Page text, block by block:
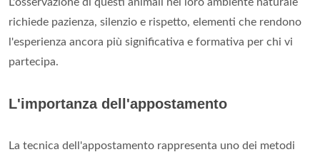
richiede pazienza, silenzio e rispetto, elementi che rendono
l'esperienza ancora più significativa e formativa per chi vi
partecipa.
L'importanza dell'appostamento
La tecnica dell'appostamento rappresenta uno dei metodi